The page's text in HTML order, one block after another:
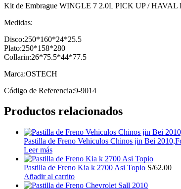
Kit de Embrague WINGLE 7 2.0L PICK UP / HAVAL
Medidas:
Disco:250*160*24*25.5
Plato:250*158*280
Collarin:26*75.5*44*77.5
Marca:OSTECH
Código de Referencia:9-9014
Productos relacionados
Pastilla de Freno Vehiculos Chinos jin Bei
Leer más
Pastilla de Freno Kia k 2700 Asi Topio S/62.00
Añadir al carrito